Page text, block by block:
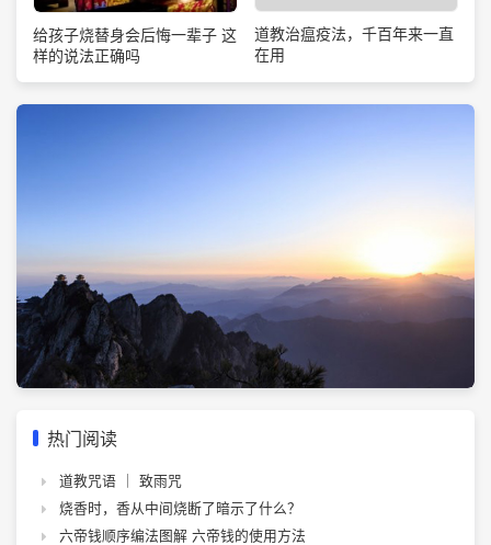
给孩子烧替身会后悔一辈子 这
样的说法正确吗
道教治瘟疫法，千百年来一直
在用
热门阅读
道教咒语 ｜ 致雨咒
烧香时，香从中间烧断了暗示了什么？
六帝钱顺序编法图解 六帝钱的使用方法